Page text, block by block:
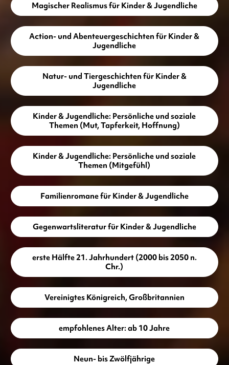
Magischer Realismus für Kinder & Jugendliche
Action- und Abenteuergeschichten für Kinder &
Jugendliche
Natur- und Tiergeschichten für Kinder &
Jugendliche
Kinder & Jugendliche: Persönliche und soziale
Themen (Mut, Tapferkeit, Hoffnung)
Kinder & Jugendliche: Persönliche und soziale
Themen (Mitgefühl)
Familienromane für Kinder & Jugendliche
Gegenwartsliteratur für Kinder & Jugendliche
erste Hälfte 21. Jahrhundert (2000 bis 2050 n.
Chr.)
Vereinigtes Königreich, Großbritannien
empfohlenes Alter: ab 10 Jahre
Neun- bis Zwölfjährige